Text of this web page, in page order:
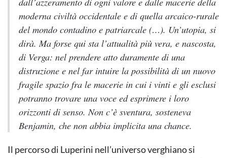
moderna civiltà occidentale e di quella arcaico-rurale
del mondo contadino e patriarcale (…). Un’utopia, si
dirà. Ma forse qui sta l’attualità più vera, e nascosta,
di Verga: nel prendere atto duramente di una
distruzione e nel far intuire la possibilità di un nuovo
fragile spazio fra le macerie in cui i vinti e gli esclusi
potranno trovare una voce ed esprimere i loro
orizzonti di senso. Non c’è sventura, sosteneva
Benjamin, che non abbia implicita una chance.
Il percorso di Luperini nell’universo verghiano si